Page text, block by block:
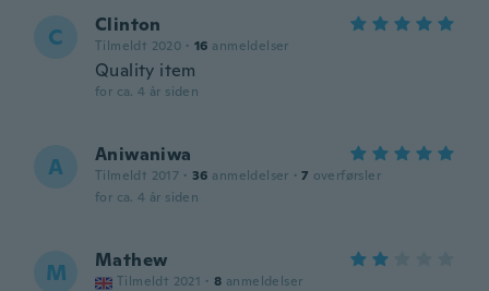
C Clinton
Tilmeldt 2020 · 16 anmeldelser
Quality item
for ca. 4 år siden
A Aniwaniwa
Tilmeldt 2017 · 36 anmeldelser · 7 overførsler
for ca. 4 år siden
M Mathew
Tilmeldt 2021 · 8 anmeldelser